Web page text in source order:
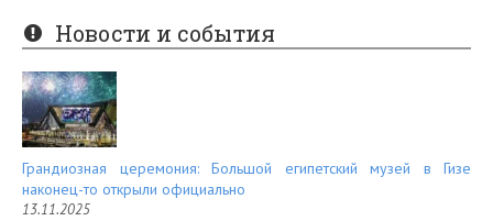
er
es
t
e
d
Новости и события
Грандиозная церемония: Большой египетский музей в Гизе
наконец-то открыли официально
13.11.2025